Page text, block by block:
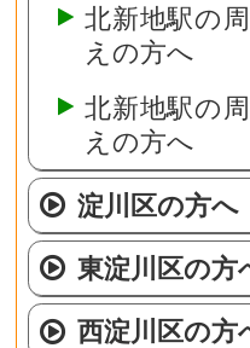
北新地駅の
えの方へ
北新地駅の
えの方へ
淀川区の方へ
東淀川区の方
西淀川区の方